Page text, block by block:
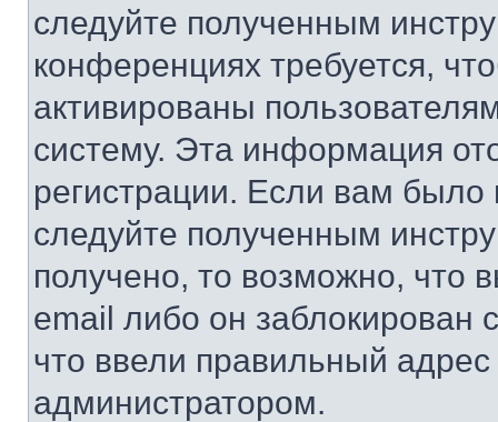
следуйте полученным
конференциях требуется,
активированы
систему. Эта информация
регистрации. Если вам
следуйте полученным
получено, то возможно, что
email либо он
что ввели правильный адрес
администратором.